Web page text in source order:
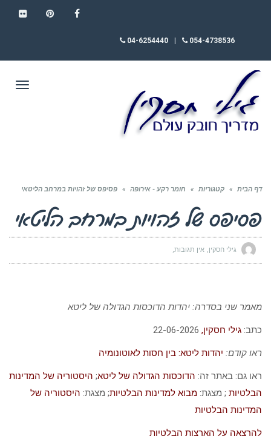
054-4738536
04-6254440
דף הבית » קטגוריות » חומר רקע - אירופה » פסיפס של זהויות במרחב הליטאי
פסיפס של זהויות במרחב הליטאי
גילי חסקין אין תגובות
מאמר שני בסדרה: יהדות הדוכסות הגדולה של ליטא
כתב: גילי חסקין,
ראו קודם: יהדות ליטא: בין חסות לאוטונומיה
ראו גם: באתר זה: הדוכסות הגדולה של ליטא; היסטוריה של המדינות
הבלטיות ; מצגת: מבוא למדינות הבלטיות; מצגת: היסטוריה של
המדינות הבלטיות
להרצאה על הארצות הבלטיות